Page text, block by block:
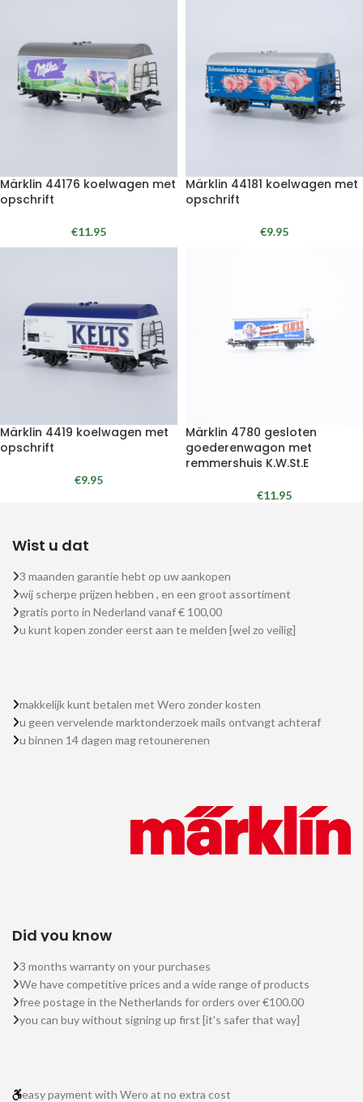
Märklin 44176 koelwagen met
opschrift
€11.95
Märklin 44181 koelwagen met
opschrift
€9.95
Märklin 4419 koelwagen met
opschrift
€9.95
Märklin 4780 gesloten
goederenwagon met
remmershuis K.W.St.E
€11.95
Wist u dat
3 maanden garantie hebt op uw aankopen
wij scherpe prijzen hebben , en een groot assortiment
gratis porto in Nederland vanaf € 100,00
u kunt kopen zonder eerst aan te melden [wel zo veilig]
makkelijk kunt betalen met Wero zonder kosten
u geen vervelende marktonderzoek mails ontvangt achteraf
u binnen 14 dagen mag retounerenen
Did you know
3 months warranty on your purchases
We have competitive prices and a wide range of products
free postage in the Netherlands for orders over €100.00
you can buy without signing up first [it's safer that way]
easy payment with Wero at no extra cost